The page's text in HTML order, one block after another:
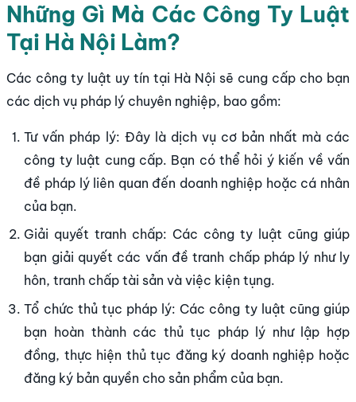
Những Gì Mà Các Công Ty Luật
Tại Hà Nội Làm?
Các công ty luật uy tín tại Hà Nội sẽ cung cấp cho bạn
các dịch vụ pháp lý chuyên nghiệp, bao gồm:
Tư vấn pháp lý: Đây là dịch vụ cơ bản nhất mà các
công ty luật cung cấp. Bạn có thể hỏi ý kiến ​​về vấn
đề pháp lý liên quan đến doanh nghiệp hoặc cá nhân
của bạn.
Giải quyết tranh chấp: Các công ty luật cũng giúp
bạn giải quyết các vấn đề tranh chấp pháp lý như ly
hôn, tranh chấp tài sản và việc kiện tụng.
Tổ chức thủ tục pháp lý: Các công ty luật cũng giúp
bạn hoàn thành các thủ tục pháp lý như lập hợp
đồng, thực hiện thủ tục đăng ký doanh nghiệp hoặc
đăng ký bản quyền cho sản phẩm của bạn.